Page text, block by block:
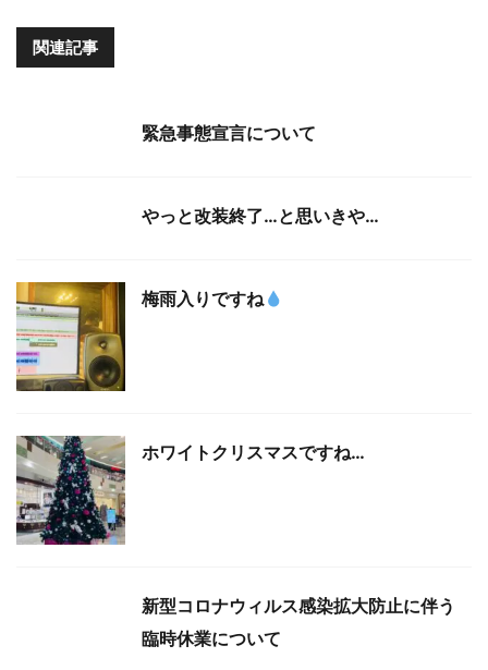
関連記事
緊急事態宣言について
やっと改装終了…と思いきや…
梅雨入りですね
ホワイトクリスマスですね…
新型コロナウィルス感染拡大防止に伴う
臨時休業について